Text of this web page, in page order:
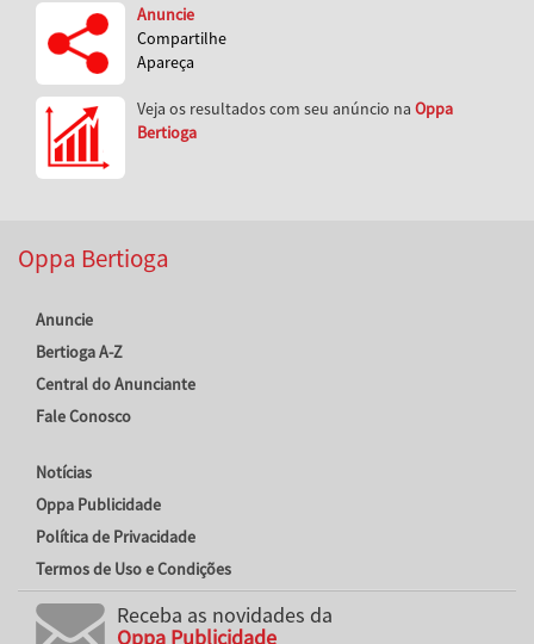
Anuncie
Compartilhe
Apareça
Veja os resultados com seu anúncio na Oppa
Bertioga
Oppa Bertioga
Anuncie
Bertioga A-Z
Central do Anunciante
Fale Conosco
Notícias
Oppa Publicidade
Política de Privacidade
Termos de Uso e Condições
Receba as novidades da
Oppa Publicidade